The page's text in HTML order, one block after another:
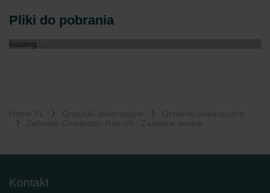
Pliki do pobrania
loading...
Kontakt